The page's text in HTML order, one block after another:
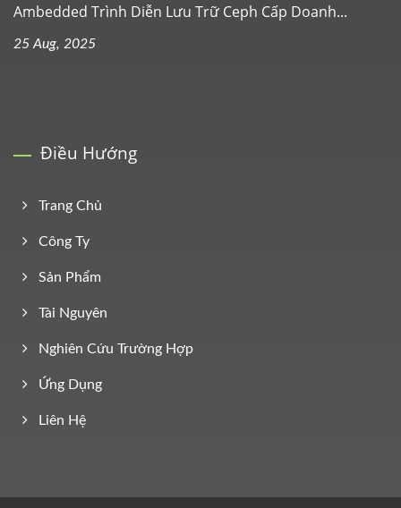
Ambedded Trình Diễn Lưu Trữ Ceph Cấp Doanh...
25 Aug, 2025
Điều Hướng
Trang Chủ
Công Ty
Sản Phẩm
Tài Nguyên
Nghiên Cứu Trường Hợp
Ứng Dụng
Liên Hệ